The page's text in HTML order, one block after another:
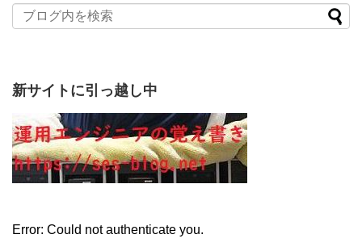
新サイトに引っ越し中
Error: Could not authenticate you.